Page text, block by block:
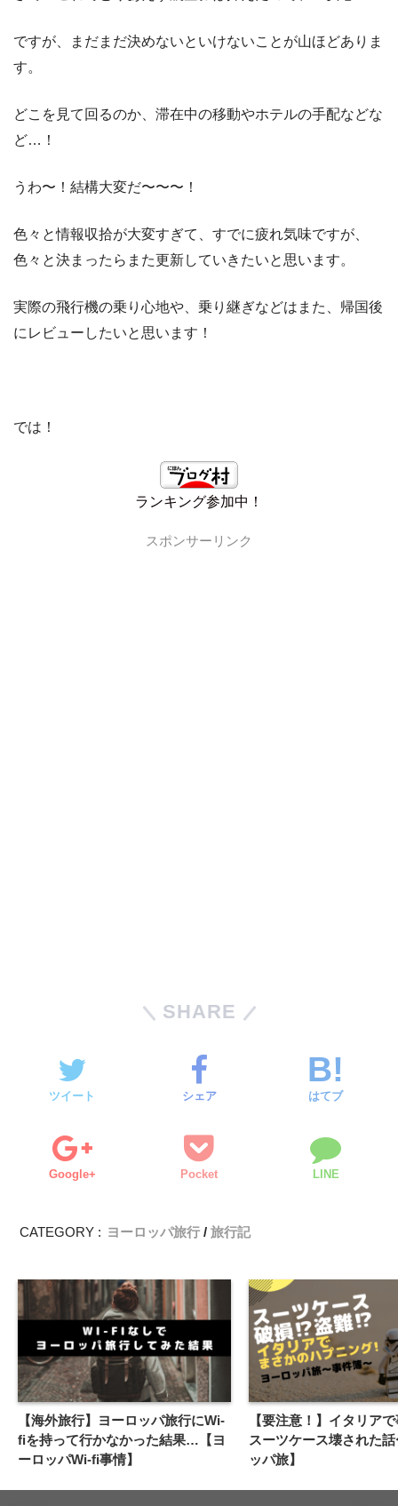
ですが、まだまだ決めないといけないことが山ほどありま
す。
どこを見て回るのか、滞在中の移動やホテルの手配などな
ど…！
うわ〜！結構大変だ〜〜〜！
色々と情報収拾が大変すぎて、すでに疲れ気味ですが、
色々と決まったらまた更新していきたいと思います。
実際の飛行機の乗り心地や、乗り継ぎなどはまた、帰国後
にレビューしたいと思います！
では！
ランキング参加中！
スポンサーリンク
SHARE
ツイート シェア はてブ
Google+ Pocket LINE
CATEGORY : ヨーロッパ旅行 旅行記
【海外旅行】ヨーロッパ旅行にWi-
fiを持って行かなかった結果…【ヨ
ーロッパWi-fi事情】
【要注意！】イタリア
スーツケース壊された
ッパ旅】